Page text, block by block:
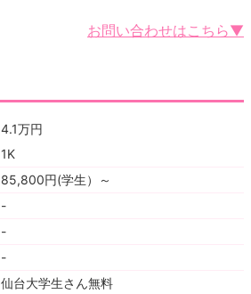
お問い合わせはこちら▼
4.1万円
1K
85,800円(学生）～
-
-
-
仙台大学生さん無料